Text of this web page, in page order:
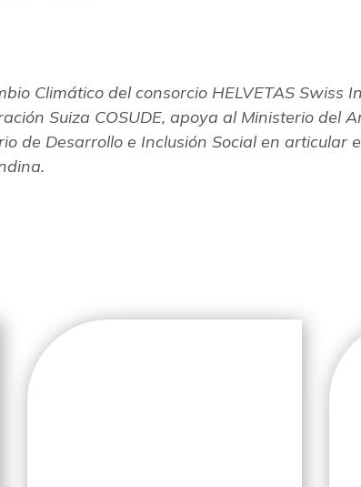
Climático del consorcio HELVETAS Swiss
Suiza COSUDE, apoya al Ministerio del
de Desarrollo e Inclusión Social en articular